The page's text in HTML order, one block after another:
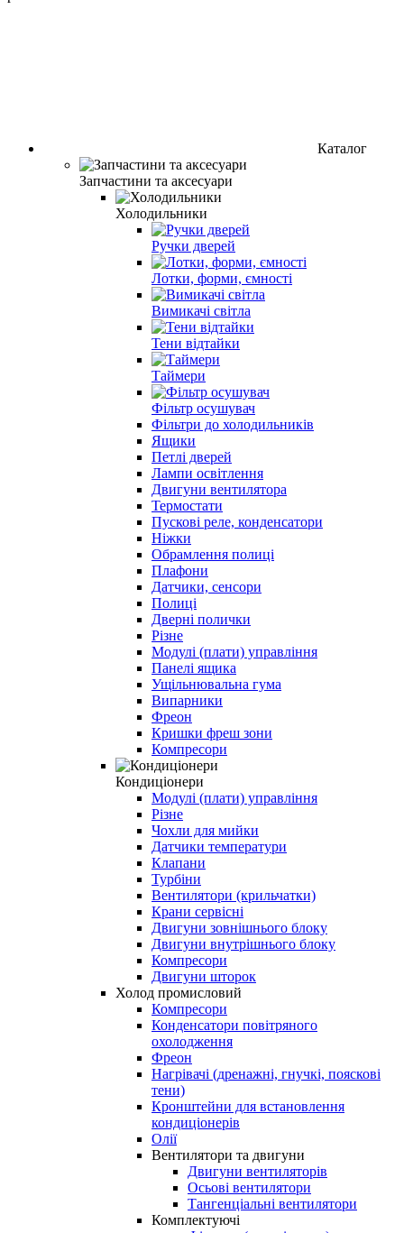
Каталог
Запчастини та аксесуари
Холодильники
Ручки дверей
Лотки, форми, ємності
Вимикачі світла
Тени відтайки
Таймери
Фільтр осушувач
Фільтри до холодильників
Ящики
Петлі дверей
Лампи освітлення
Двигуни вентилятора
Термостати
Пускові реле, конденсатори
Ніжки
Обрамлення полиці
Плафони
Датчики, сенсори
Полиці
Дверні полички
Різне
Модулі (плати) управління
Панелі ящика
Ущільнювальна гума
Випарники
Фреон
Кришки фреш зони
Компресори
Кондиціонери
Модулі (плати) управління
Різне
Чохли для мийки
Датчики температури
Клапани
Турбіни
Вентилятори (крильчатки)
Крани сервісні
Двигуни зовнішнього блоку
Двигуни внутрішнього блоку
Компресори
Двигуни шторок
Холод промисловий
Компресори
Конденсатори повітряного
охолодження
Фреон
Нагрівачі (дренажні, гнучкі, пояскові
тени)
Кронштейни для встановлення
кондиціонерів
Олії
Вентилятори та двигуни
Двигуни вентиляторів
Осьові вентилятори
Тангенціальні вентилятори
Комплектуючі